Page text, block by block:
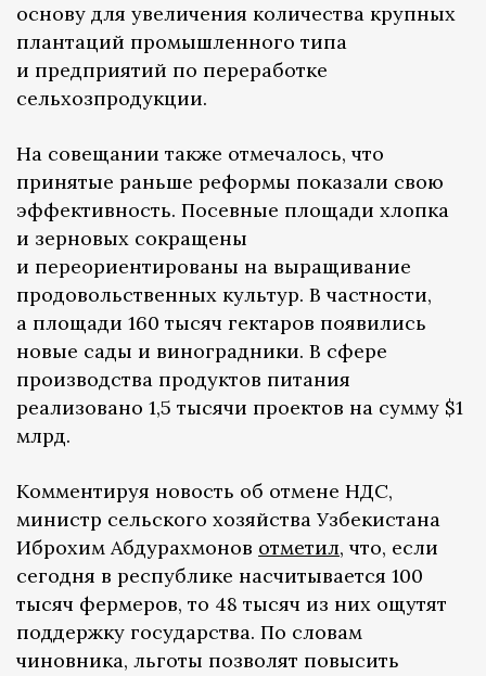
основу для увеличения количества крупных
плантаций промышленного типа
и предприятий по переработке
сельхозпродукции.
На совещании также отмечалось, что
принятые раньше реформы показали свою
эффективность. Посевные площади хлопка
и зерновых сокращены
и переориентированы на выращивание
продовольственных культур. В частности,
а площади 160 тысяч гектаров появились
новые сады и виноградники. В сфере
производства продуктов питания
реализовано 1,5 тысячи проектов на сумму $1
млрд.
Комментируя новость об отмене НДС,
министр сельского хозяйства Узбекистана
Иброхим Абдурахмонов отметил, что, если
сегодня в республике насчитывается 100
тысяч фермеров, то 48 тысяч из них ощутят
поддержку государства. По словам
чиновника, льготы позволят повысить